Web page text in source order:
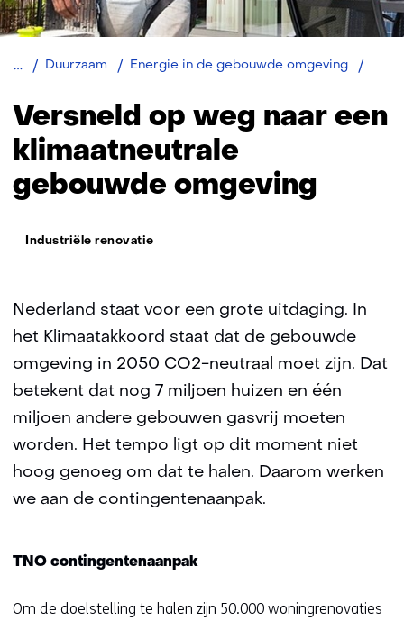
gebouwde
omgeving)
Duurzaam Energie in de gebouwde omgeving
naar
Versneld op weg naar een
klimaatneutrale
gebouwde omgeving
Thema:
Industriële renovatie
Nederland staat voor een grote uitdaging. In
het Klimaatakkoord staat dat de gebouwde
omgeving in 2050 CO2-neutraal moet zijn. Dat
betekent dat nog 7 miljoen huizen en één
miljoen andere gebouwen gasvrij moeten
worden. Het tempo ligt op dit moment niet
hoog genoeg om dat te halen. Daarom werken
we aan de contingentenaanpak.
TNO contingentenaanpak
Om de doelstelling te halen zijn 50.000 woningrenovaties